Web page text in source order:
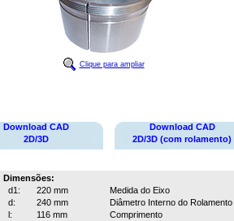
Clique para ampliar
Download CAD
2D/3D
Download CAD
2D/3D (com rolamento)
Dimensões:
d1:
220 mm
Medida do Eixo
d:
240 mm
Diâmetro Interno do Rolamento
l:
116 mm
Comprimento